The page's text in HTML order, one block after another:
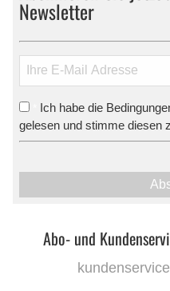
Newsletter
Ich habe die
gelesen und stimme diesen
Abo- und